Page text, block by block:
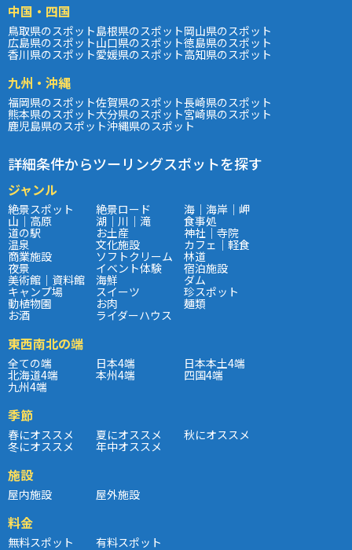
中国・四国
鳥取県のスポット島根県のスポット岡山県のスポット
広島県のスポット山口県のスポット徳島県のスポット
香川県のスポット愛媛県のスポット高知県のスポット
九州・沖縄
福岡県のスポット佐賀県のスポット長崎県のスポット
熊本県のスポット大分県のスポット宮崎県のスポット
鹿児島県のスポット沖縄県のスポット
詳細条件からツーリングスポットを探す
ジャンル
絶景スポット 絶景ロード 海｜海岸｜岬
山｜高原 湖｜川｜滝 食事処
道の駅 お土産 神社｜寺院
温泉 文化施設 カフェ｜軽食
商業施設 ソフトクリーム 林道
夜景 イベント体験 宿泊施設
美術館｜資料館 海鮮 ダム
キャンプ場 スイーツ 珍スポット
動植物園 お肉 麺類
お酒 ライダーハウス
東西南北の端
全ての端 日本4端 日本本土4端
北海道4端 本州4端 四国4端
九州4端
季節
春にオススメ 夏にオススメ 秋にオススメ
冬にオススメ 年中オススメ
施設
屋内施設 屋外施設
料金
無料スポット 有料スポット